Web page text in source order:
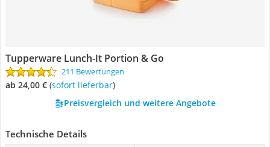
Tupperware Lunch-It Portion & Go
211 Bewertungen
ab 24,00 € ( Sofort lieferbar)
Preisvergleich und weitere Angebote
Technische Details